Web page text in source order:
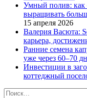
Умный полив: как
выращивать
15 апреля 2026
Валерия Васюта:
карьера,
Ранние семена
уже через 60–70
Инвестиции в
коттеджный
Найти: